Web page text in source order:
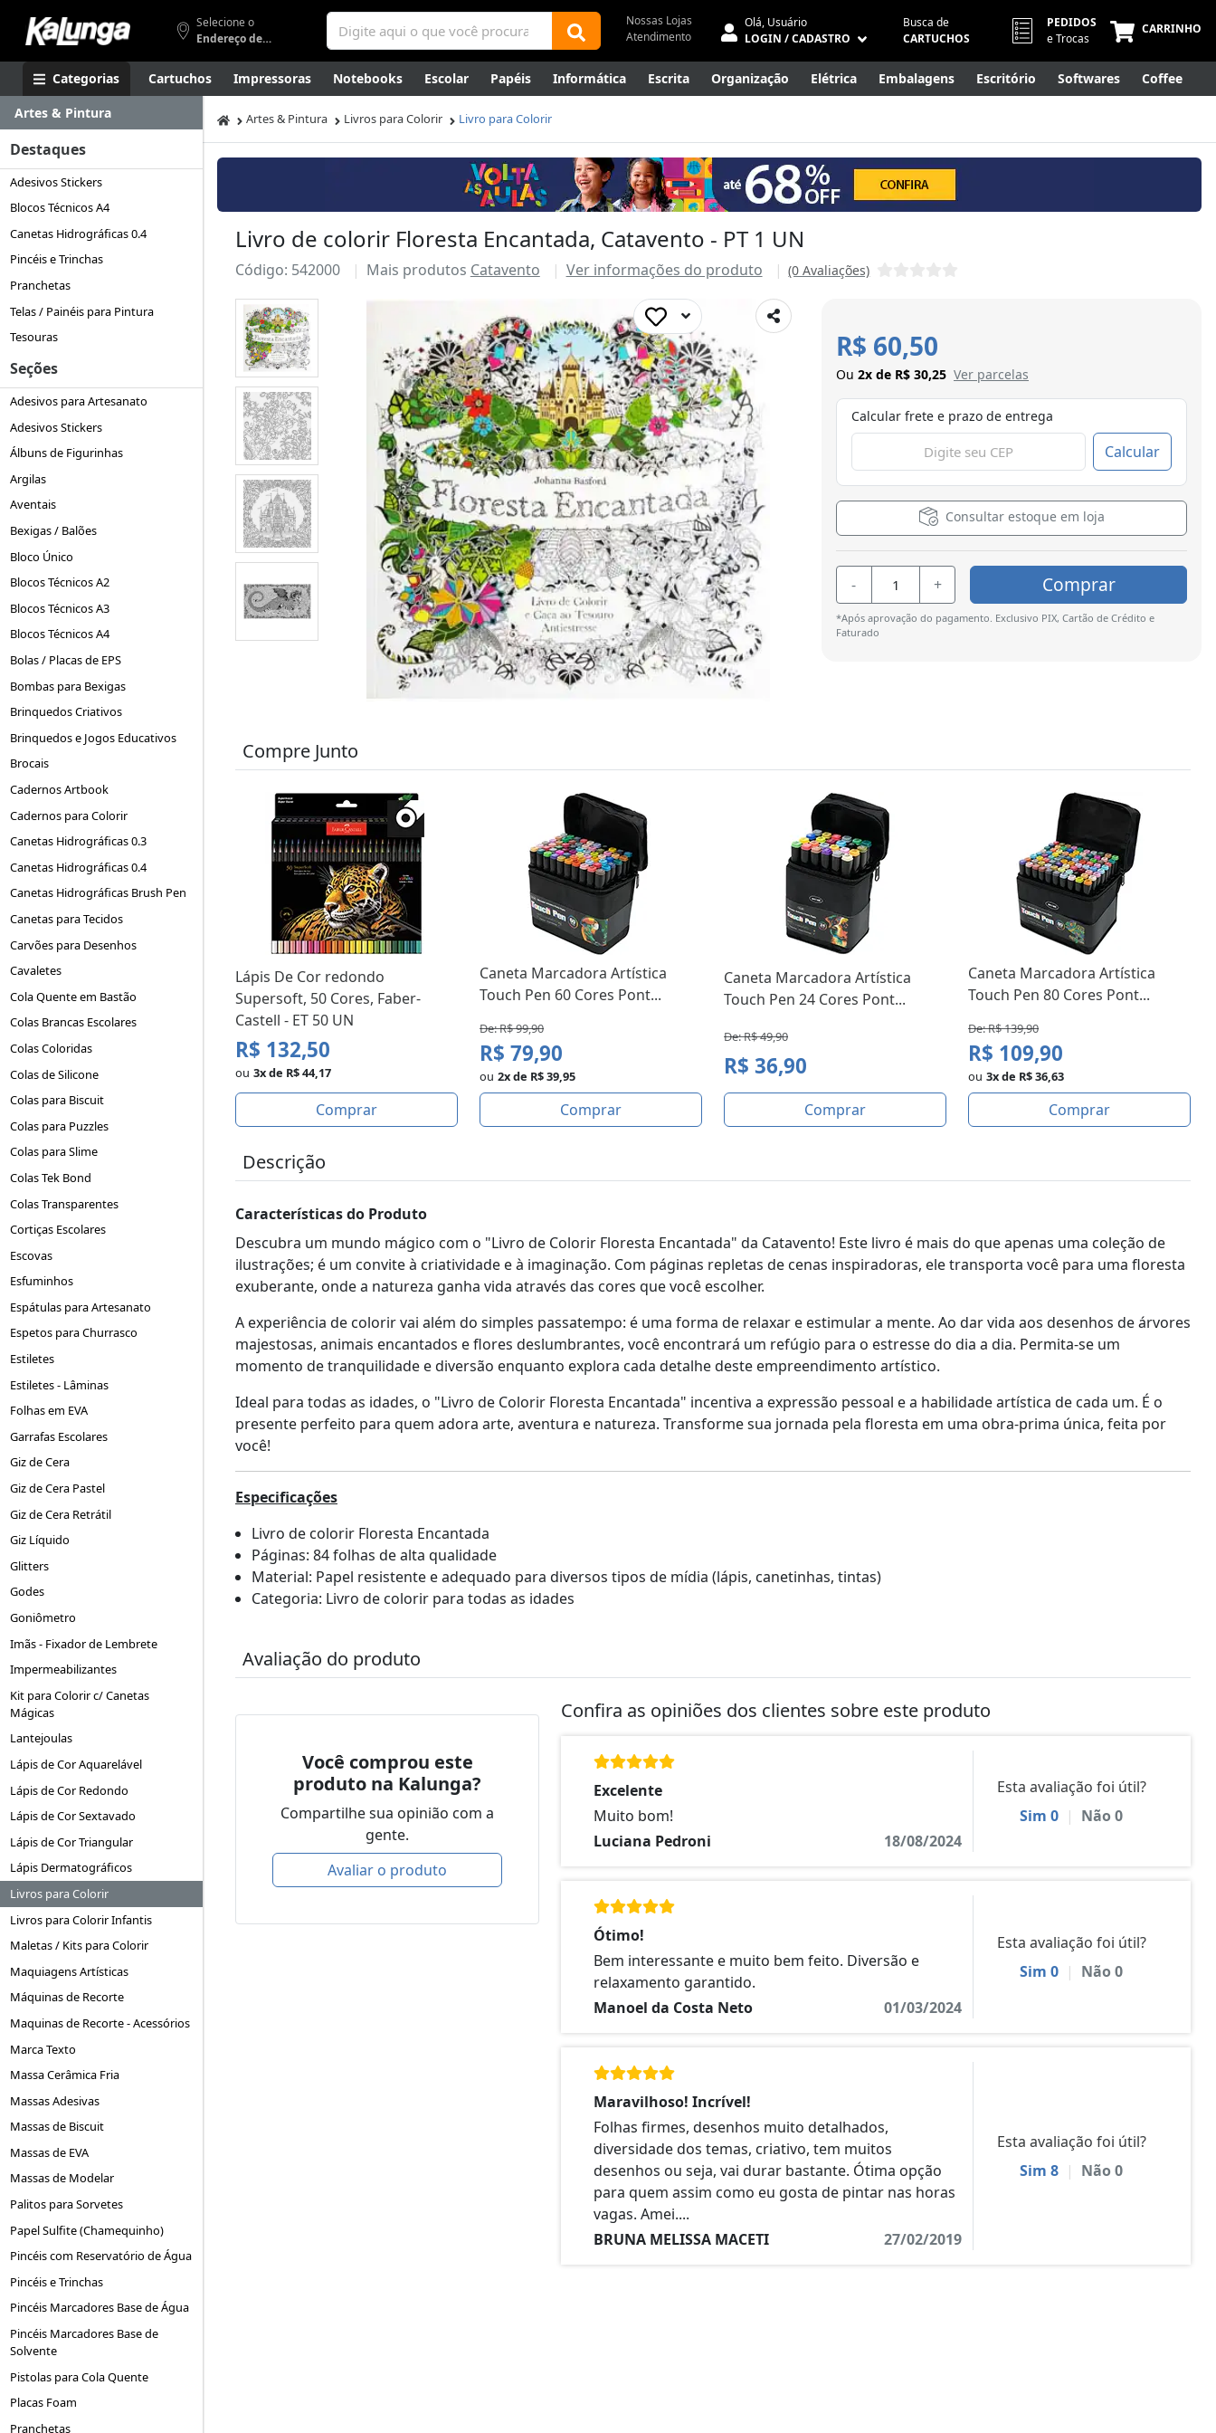
Selecione o
Endereço de entrega
Nossas Lojas
Atendimento
Olá, Usuário
LOGIN / CADASTRO
Busca de
CARTUCHOS
PEDIDOS
e Trocas
CARRINHO
Categorias Cartuchos Impressoras Notebooks Escolar Papéis Informática Escrita Organização Elétrica Embalagens Escritório Softwares Coffee
Apresentação Smartphones Artes Gamers Higiene Mídias Envelopes
Canetas Luxo
Outlet
Artes & Pintura
Destaques
Adesivos Stickers
Blocos Técnicos A4
Canetas Hidrográficas 0.4
Pincéis e Trinchas
Pranchetas
Telas / Painéis para Pintura
Tesouras
Seções
Adesivos para Artesanato
Adesivos Stickers
Álbuns de Figurinhas
Argilas
Aventais
Bexigas / Balões
Bloco Único
Blocos Técnicos A2
Blocos Técnicos A3
Blocos Técnicos A4
Bolas / Placas de EPS
Bombas para Bexigas
Brinquedos Criativos
Brinquedos e Jogos Educativos
Brocais
Cadernos Artbook
Cadernos para Colorir
Canetas Hidrográficas 0.3
Canetas Hidrográficas 0.4
Canetas Hidrográficas Brush Pen
Canetas para Tecidos
Carvões para Desenhos
Cavaletes
Cola Quente em Bastão
Colas Brancas Escolares
Colas Coloridas
Colas de Silicone
Colas para Biscuit
Colas para Puzzles
Colas para Slime
Colas Tek Bond
Colas Transparentes
Cortiças Escolares
Escovas
Esfuminhos
Espátulas para Artesanato
Espetos para Churrasco
Estiletes
Estiletes - Lâminas
Folhas em EVA
Garrafas Escolares
Giz de Cera
Giz de Cera Pastel
Giz de Cera Retrátil
Giz Líquido
Glitters
Godes
Goniômetro
Imãs - Fixador de Lembrete
Impermeabilizantes
Kit para Colorir c/ Canetas
Mágicas
Lantejoulas
Lápis de Cor Aquarelável
Lápis de Cor Redondo
Lápis de Cor Sextavado
Lápis de Cor Triangular
Lápis Dermatográficos
Livros para Colorir
Livros para Colorir Infantis
Maletas / Kits para Colorir
Maquiagens Artísticas
Máquinas de Recorte
Maquinas de Recorte - Acessórios
Marca Texto
Massa Cerâmica Fria
Massas Adesivas
Massas de Biscuit
Massas de EVA
Massas de Modelar
Palitos para Sorvetes
Papel Sulfite (Chamequinho)
Pincéis com Reservatório de Água
Pincéis e Trinchas
Pincéis Marcadores Base de Água
Pincéis Marcadores Base de
Solvente
Pistolas para Cola Quente
Placas Foam
Pranchetas
Artes & Pintura Livros para Colorir Livro para Colorir
Livro de colorir Floresta Encantada, Catavento - PT 1 UN
Código: 542000 Mais produtos Catavento Ver informações do produto (0 Avaliações)
R$ 60,50
Ou 2x de R$ 30,25 Ver parcelas
Calcular frete e prazo de entrega
Calcular
Consultar estoque em loja
- + Comprar
*Após aprovação do pagamento. Exclusivo PIX, Cartão de Crédito e
Faturado
Compre Junto
Lápis De Cor redondo
Supersoft, 50 Cores, Faber-
Castell - ET 50 UN
R$ 132,50
ou 3x de R$ 44,17
Comprar
Caneta Marcadora Artística
Touch Pen 60 Cores Pont...
De: R$ 99,90
R$ 79,90
ou 2x de R$ 39,95
Comprar
Caneta Marcadora Artística
Touch Pen 24 Cores Pont...
De: R$ 49,90
R$ 36,90
Comprar
Caneta Marcadora Artística
Touch Pen 80 Cores Pont...
De: R$ 139,90
R$ 109,90
ou 3x de R$ 36,63
Comprar
Descrição
Características do Produto
Descubra um mundo mágico com o "Livro de Colorir Floresta Encantada" da Catavento! Este livro é mais do que apenas uma coleção de
ilustrações; é um convite à criatividade e à imaginação. Com páginas repletas de cenas inspiradoras, ele transporta você para uma floresta
exuberante, onde a natureza ganha vida através das cores que você escolher.
A experiência de colorir vai além do simples passatempo: é uma forma de relaxar e estimular a mente. Ao dar vida aos desenhos de árvores
majestosas, animais encantados e flores deslumbrantes, você encontrará um refúgio para o estresse do dia a dia. Permita-se um
momento de tranquilidade e diversão enquanto explora cada detalhe deste empreendimento artístico.
Ideal para todas as idades, o "Livro de Colorir Floresta Encantada" incentiva a expressão pessoal e a habilidade artística de cada um. É o
presente perfeito para quem adora arte, aventura e natureza. Transforme sua jornada pela floresta em uma obra-prima única, feita por
você!
Especificações
Livro de colorir Floresta Encantada
Páginas: 84 folhas de alta qualidade
Material: Papel resistente e adequado para diversos tipos de mídia (lápis, canetinhas, tintas)
Categoria: Livro de colorir para todas as idades
Avaliação do produto
Você comprou este
produto na Kalunga?
Compartilhe sua opinião com a
gente.
Avaliar o produto
Confira as opiniões dos clientes sobre este produto
Excelente
Muito bom!
Luciana Pedroni
18/08/2024
Esta avaliação foi útil?
Sim 0 | Não0
Ótimo!
Bem interessante e muito bem feito. Diversão e
relaxamento garantido.
Manoel da Costa Neto
01/03/2024
Esta avaliação foi útil?
Sim 0 | Não0
Maravilhoso! Incrível!
Folhas firmes, desenhos muito detalhados,
diversidade dos temas, criativo, tem muitos
desenhos ou seja, vai durar bastante. Ótima opção
para quem assim como eu gosta de pintar nas horas
vagas. Amei....
BRUNA MELISSA MACETI
27/02/2019
Esta avaliação foi útil?
Sim 8 | Não0